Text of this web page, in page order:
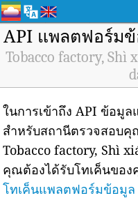
API แพลตฟอร์ม
Tobacco factory, Shì
ในการเข้าถึง API ข้อมูล
สำหรับสถานีตรวจสอบ
Tobacco factory, Shì
คุณต้องได้รับโทเค็นของ
โทเค็นแพลตฟอร์มข้อมูล